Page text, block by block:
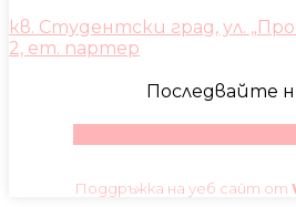
кв. Студентски град, ул.
2, ет. партер
Последвайте
Поддръжка на уеб сайт от